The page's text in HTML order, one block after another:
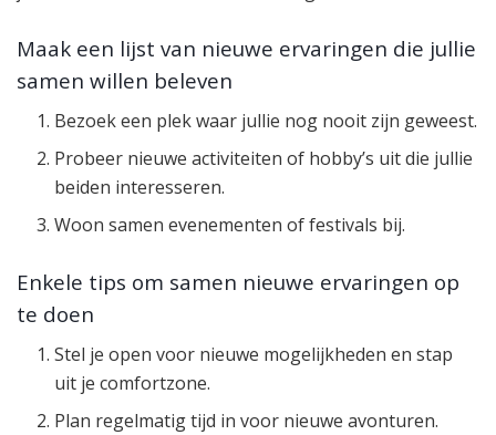
Maak een lijst van nieuwe ervaringen die jullie
samen willen beleven
Bezoek een plek waar jullie nog nooit zijn geweest.
Probeer nieuwe activiteiten of hobby’s uit die jullie
beiden interesseren.
Woon samen evenementen of festivals bij.
Enkele tips om samen nieuwe ervaringen op
te doen
Stel je open voor nieuwe mogelijkheden en stap
uit je comfortzone.
Plan regelmatig tijd in voor nieuwe avonturen.